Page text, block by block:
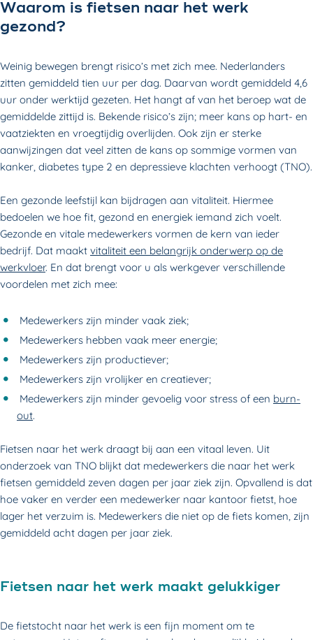
Waarom is fietsen naar het werk
gezond?
Weinig bewegen brengt risico’s met zich mee. Nederlanders
zitten gemiddeld tien uur per dag. Daarvan wordt gemiddeld 4,6
uur onder werktijd gezeten. Het hangt af van het beroep wat de
gemiddelde zittijd is. Bekende risico’s zijn; meer kans op hart- en
vaatziekten en vroegtijdig overlijden. Ook zijn er sterke
aanwijzingen dat veel zitten de kans op sommige vormen van
kanker, diabetes type 2 en depressieve klachten verhoogt (TNO).
Een gezonde leefstijl kan bijdragen aan vitaliteit. Hiermee
bedoelen we hoe fit, gezond en energiek iemand zich voelt.
Gezonde en vitale medewerkers vormen de kern van ieder
bedrijf. Dat maakt vitaliteit een belangrijk onderwerp op de
werkvloer. En dat brengt voor u als werkgever verschillende
voordelen met zich mee:
Medewerkers zijn minder vaak ziek;
Medewerkers hebben vaak meer energie;
Medewerkers zijn productiever;
Medewerkers zijn vrolijker en creatiever;
Medewerkers zijn minder gevoelig voor stress of een burn-
out.
Fietsen naar het werk draagt bij aan een vitaal leven. Uit
onderzoek van TNO blijkt dat medewerkers die naar het werk
fietsen gemiddeld zeven dagen per jaar ziek zijn. Opvallend is dat
hoe vaker en verder een medewerker naar kantoor fietst, hoe
lager het verzuim is. Medewerkers die niet op de fiets komen, zijn
gemiddeld acht dagen per jaar ziek.
Fietsen naar het werk maakt gelukkiger
De fietstocht naar het werk is een fijn moment om te